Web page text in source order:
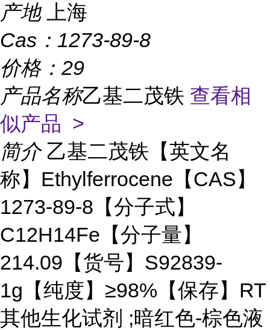
产地
上海
Cas： 1273-89-8
价格： 29
产品名称乙基二茂铁 查看相
似产品 >
简介 乙基二茂铁【英文名
称】Ethylferrocene【CAS】
1273-89-8【分子式】
C12H14Fe【分子量】
214.09【货号】S92839-
1g【纯度】≥98%【保存】RT
其他生化试剂 ;暗红色-棕色液